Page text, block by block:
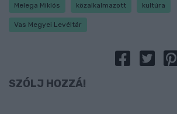
Melega Miklós közalkalmazott kultúra
Vas Megyei Levéltár
SZÓLJ HOZZÁ!